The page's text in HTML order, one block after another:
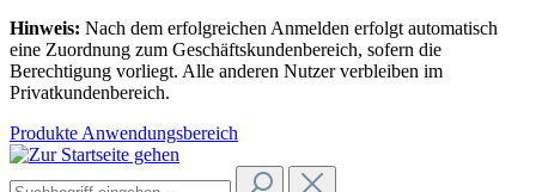
Hinweis: Nach dem erfolgreichen Anmelden erfolgt automatisch
eine Zuordnung zum Geschäftskundenbereich, sofern die
Berechtigung vorliegt. Alle anderen Nutzer verbleiben im
Privatkundenbereich.
Produkte Anwendungsbereich